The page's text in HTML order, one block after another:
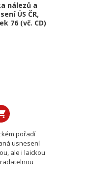
nálezů a
ÚS ČR,
76 (vč. CD)
pořadí
usnesení
ale i laickou